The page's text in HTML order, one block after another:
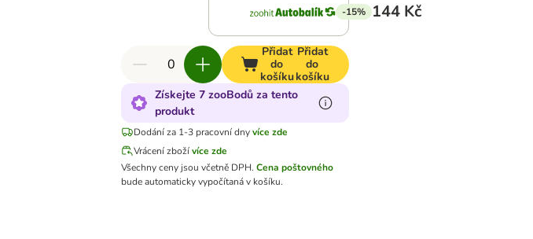
-15% 144 Kč
Přidat
do
košíku
Přidat
do
košíku
Získejte 7 zooBodů za tento
produkt
Dodání za 1-3 pracovní dny více zde
Vrácení zbožívíce zde
Všechny ceny jsou včetně DPH. Cena poštovného
bude automaticky vypočítaná v košíku.